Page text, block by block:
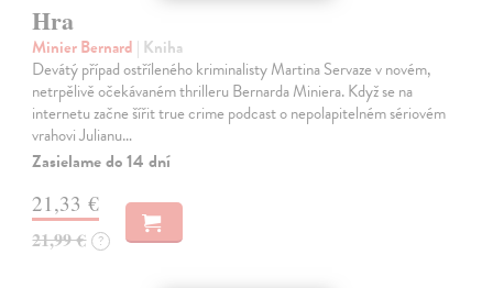
Hra
Minier Bernard | Kniha
Devátý případ ostříleného kriminalisty Martina Servaze v novém,
netrpělivě očekávaném thrilleru Bernarda Miniera. Když se na
internetu začne šířit true crime podcast o nepolapitelném sériovém
vrahovi Julianu…
Zasielame do 14 dní
21,33 €
21,99 € ?